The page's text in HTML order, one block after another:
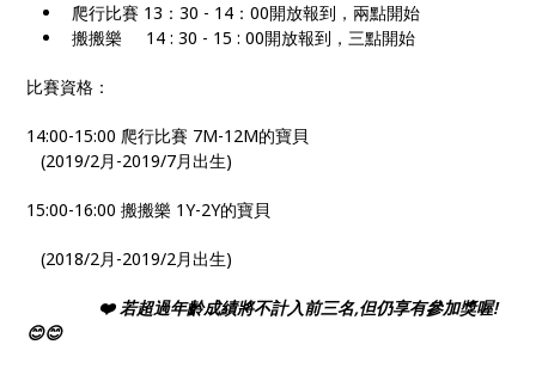
爬行比賽 13：30 - 14：00開放報到，兩點開始
搬搬樂 14 : 30 - 15 : 00開放報到，三點開始
比賽資格：
14:00-15:00 爬行比賽 7M-12M的寶貝
(2019/2月-2019/7月出生)
15:00-16:00 搬搬樂 1Y-2Y的寶貝
(2018/2月-2019/2月出生)
❤️ 若超過年齡成績將不計入前三名,但仍享有參加獎喔!
😊😊